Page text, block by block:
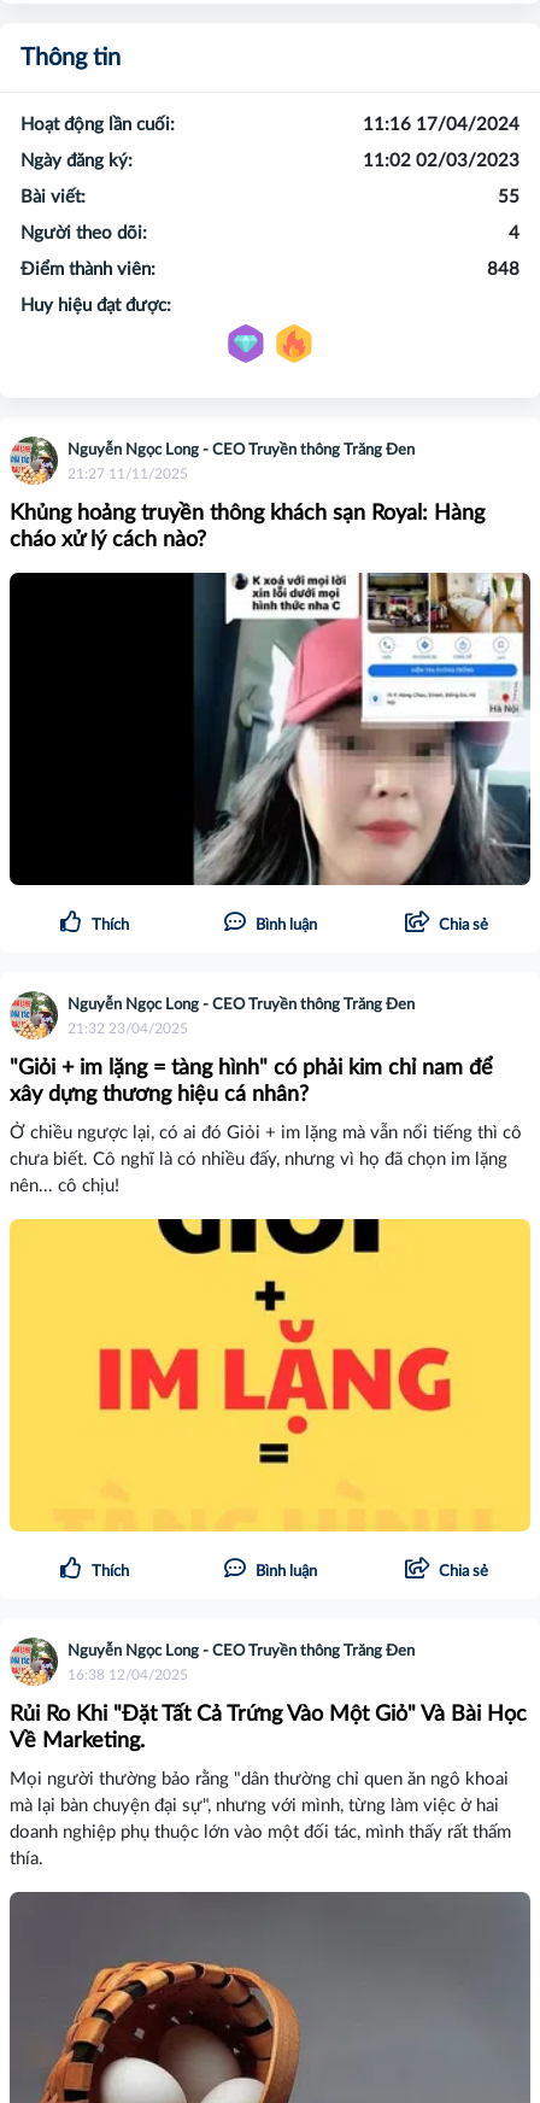
Nguyễn Ngọc Long - CEO Truyền thông Trăng Đen
21:27 11/11/2025
Khủng hoảng truyền thông khách sạn Royal: Hàng
cháo xử lý cách nào?
Thích Bình luận Chia sẻ
Nguyễn Ngọc Long - CEO Truyền thông Trăng Đen
21:32 23/04/2025
"Giỏi + im lặng = tàng hình" có phải kim chỉ nam để
xây dựng thương hiệu cá nhân?
Ở chiều ngược lại, có ai đó Giỏi + im lặng mà vẫn nổi tiếng thì cô
chưa biết. Cô nghĩ là có nhiều đấy, nhưng vì họ đã chọn im lặng
nên... cô chịu!
Thích Bình luận Chia sẻ
Nguyễn Ngọc Long - CEO Truyền thông Trăng Đen
16:38 12/04/2025
Rủi Ro Khi "Đặt Tất Cả Trứng Vào Một Giỏ" Và Bài Học
Về Marketing.
Mọi người thường bảo rằng "dân thường chỉ quen ăn ngô khoai
mà lại bàn chuyện đại sự", nhưng với mình, từng làm việc ở hai
doanh nghiệp phụ thuộc lớn vào một đối tác, mình thấy rất thấm
thía.
Thông tin
Hoạt động lần cuối:
11:16 17/04/2024
Ngày đăng ký:
11:02 02/03/2023
Bài viết:
55
Người theo dõi:
4
Điểm thành viên:
848
Huy hiệu đạt được: